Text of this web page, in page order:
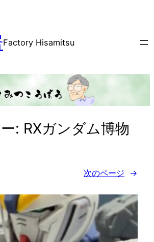
Factory Hisamitsu
: RXガンダム博物
次のページ →